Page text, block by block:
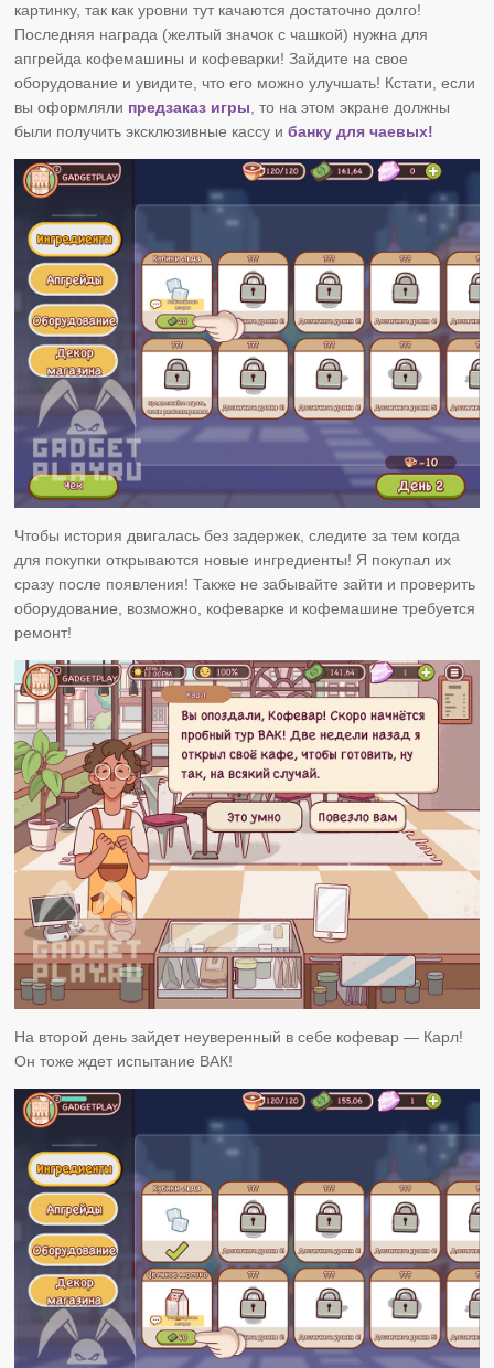
картинку, так как уровни тут качаются достаточно долго!
Последняя награда (желтый значок с чашкой) нужна для
апгрейда кофемашины и кофеварки! Зайдите на свое
оборудование и увидите, что его можно улучшать! Кстати, если
вы оформляли предзаказ игры , то на этом экране должны
были получить эксклюзивные кассу ибанку для чаевых!
Чтобы история двигалась без задержек, следите за тем когда
для покупки открываются новые ингредиенты! Я покупал их
сразу после появления! Также не забывайте зайти и проверить
оборудование, возможно, кофеварке и кофемашине требуется
ремонт!
На второй день зайдет неуверенный в себе кофевар — Карл!
Он тоже ждет испытание ВАК!